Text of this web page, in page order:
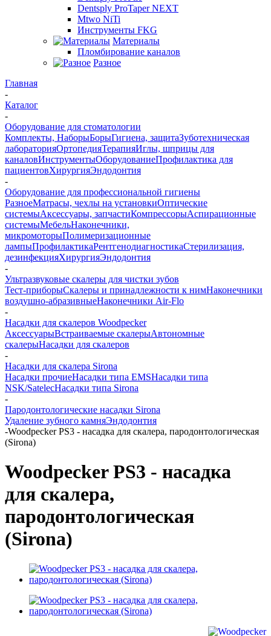
Dentsply ProTaper NEXT
Mtwo NiTi
Инструменты FKG
Материалы
Пломбирование каналов
Разное
Главная
-
Каталог
-
Оборудование для стоматологии
Комплекты, НаборыБорыГигиена, защитаЗуботехническая
лабораторияОртопедияТерапияИглы, шприцы для
каналовИнструментыОборудованиеПрофилактика для
пациентовХирургияЭндодонтия
-
Оборудование для профессиональной гигиены
РазноеМатрасы, чехлы на установкиОптические
системыАксессуары, запчастиКомпрессорыАспирационные
системыМебельНаконечники,
микромоторыПолимеризационные
лампыПрофилактикаРентгенодиагностикаСтерилизация,
дезинфекцияХирургияЭндодонтия
-
Ультразвуковые скалеры для чистки зубов
Тест-приборыСкалеры и принадлежности к нимНаконечники
воздушно-абразивныеНаконечники Air-Flo
-
Насадки для скалеров Woodpecker
АксессуарыВстраиваемые скалерыАвтономные
скалерыНасадки для скалеров
-
Насадки для скалера Sirona
Насадки прочиеНасадки типа EMSНасадки типа
NSK/SatelecНасадки типа Sirona
-
Пародонтологические насадки Sirona
Удаление зубного камняЭндодонтия
-Woodpecker PS3 - насадка для скалера, пародонтологическая
(Sirona)
Woodpecker PS3 - насадка
для скалера,
пародонтологическая
(Sirona)